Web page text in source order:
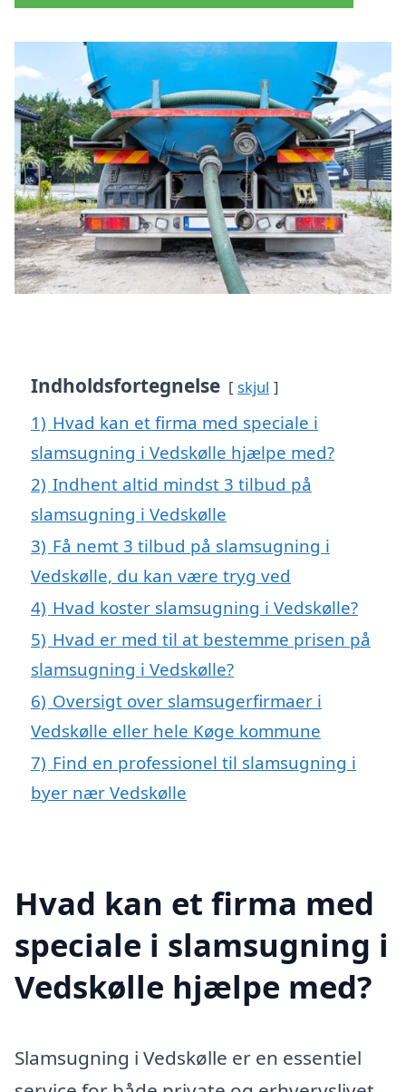
Indholdsfortegnelse skjul
1) Hvad kan et firma med speciale i
slamsugning i Vedskølle hjælpe med?
2) Indhent altid mindst 3 tilbud på
slamsugning i Vedskølle
3) Få nemt 3 tilbud på slamsugning i
Vedskølle, du kan være tryg ved
4) Hvad koster slamsugning i Vedskølle?
5) Hvad er med til at bestemme prisen på
slamsugning i Vedskølle?
6) Oversigt over slamsugerfirmaer i
Vedskølle eller hele Køge kommune
7) Find en professionel til slamsugning i
byer nær Vedskølle
Hvad kan et firma med
speciale i slamsugning i
Vedskølle hjælpe med?
Slamsugning i Vedskølle er en essentiel